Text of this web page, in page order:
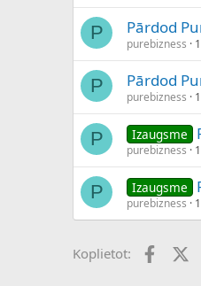
P Pārdod
purebizness
P Pārdod
purebizness
P Izaugsme
purebizness
P Izaugsme
purebizness
Koplietot: